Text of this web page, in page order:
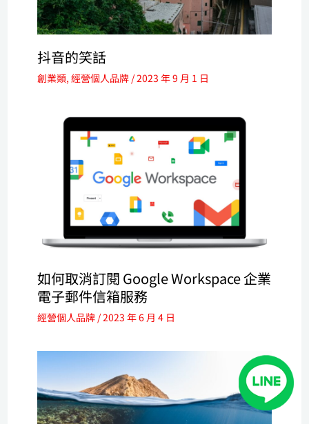
抖音的笑話
創業類, 經營個人品牌/2023 年 9 月 1 日
如何取消訂閱 Google Workspace 企業
電子郵件信箱服務
經營個人品牌/2023 年 6 月 4 日